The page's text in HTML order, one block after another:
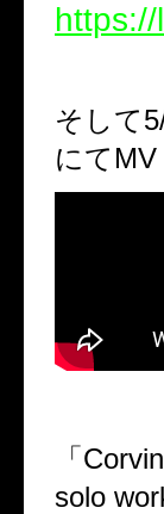
そして
にてMV
「
solo